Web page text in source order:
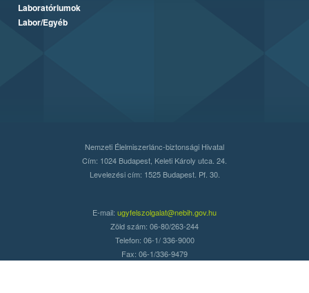
Laboratóriumok
Labor/Egyéb
Nemzeti Élelmiszerlánc-biztonsági Hivatal
Cím: 1024 Budapest, Keleti Károly utca. 24.
Levelezési cím: 1525 Budapest. Pf. 30.
E-mail: ugyfelszolgalat@nebih.gov.hu
Zöld szám: 06-80/263-244
Telefon: 06-1/ 336-9000
Fax: 06-1/336-9479